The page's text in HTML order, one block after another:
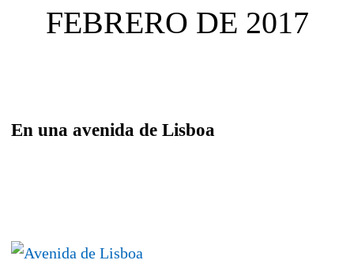
FEBRERO DE 2017
En una avenida de Lisboa